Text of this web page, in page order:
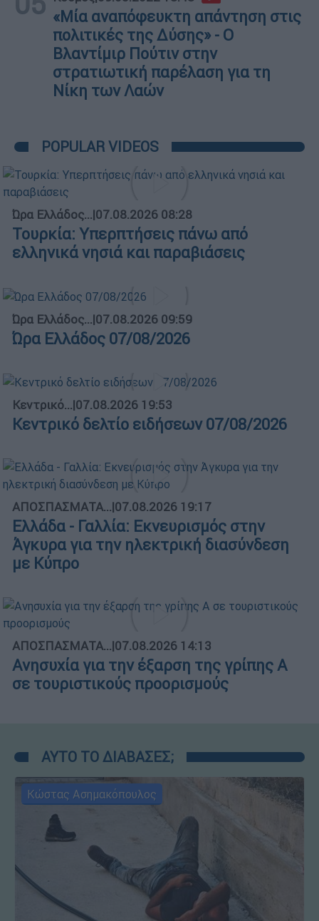
«Μία αναπόφευκτη απάντηση στις
πολιτικές της Δύσης» - Ο
Βλαντίμιρ Πούτιν στην
στρατιωτική παρέλαση για τη
Νίκη των Λαών
POPULAR VIDEOS
Ώρα Ελλάδος...|07.08.2026 08:28
Τουρκία: Υπερπτήσεις πάνω από
ελληνικά νησιά και παραβιάσεις
Ώρα Ελλάδος...|07.08.2026 09:59
Ώρα Ελλάδος 07/08/2026
Κεντρικό...|07.08.2026 19:53
Κεντρικό δελτίο ειδήσεων 07/08/2026
ΑΠΟΣΠΑΣΜΑΤΑ...|07.08.2026 19:17
Ελλάδα - Γαλλία: Εκνευρισμός στην
Άγκυρα για την ηλεκτρική διασύνδεση
με Κύπρο
ΑΠΟΣΠΑΣΜΑΤΑ...|07.08.2026 14:13
Ανησυχία για την έξαρση της γρίπης Α
σε τουριστικούς προορισμούς
ΑΥΤΟ ΤΟ ΔΙΑΒΑΣΕΣ;
Κώστας Ασημακόπουλος